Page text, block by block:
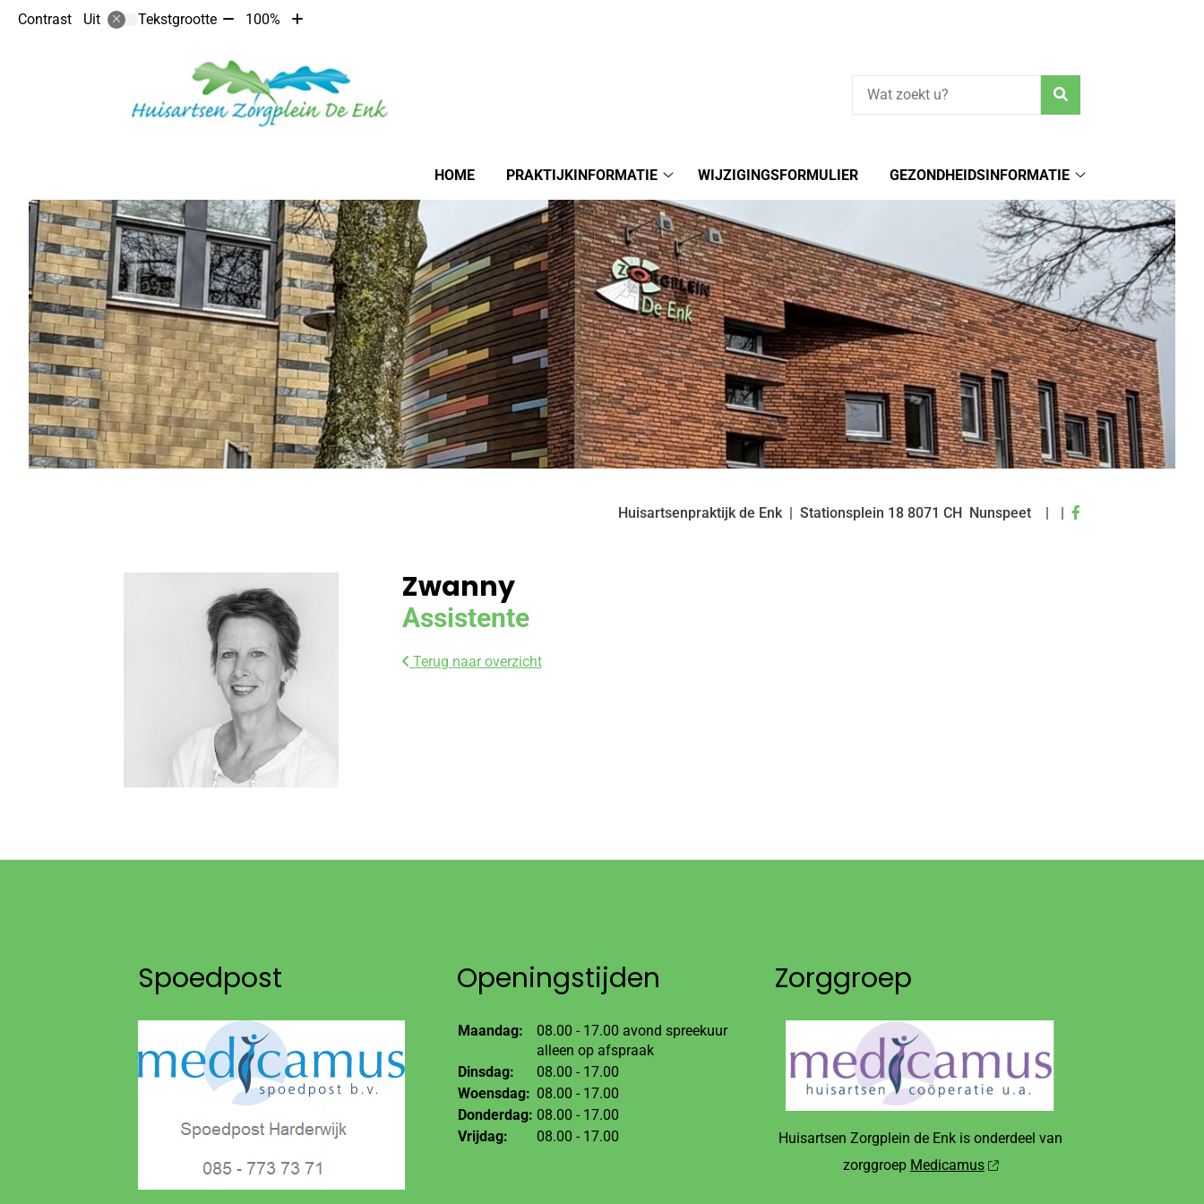
Contrast Uit Tekstgrootte Tekst
met
10%
100%
Tekst
10%
HOME
PRAKTIJKINFORMATIE
submenu
WIJZIGINGSFORMULIER
GEZONDHEIDSINFORMATIE
submenu
Huisartsenpraktijk de Enk Stationsplein 18 8071 CH Nunspeet
Zwanny
Assistente
Terug naar overzicht
Spoedpost Openingstijden
Maandag:
08.00 - 17.00 avond spreekuur
alleen op afspraak
Dinsdag:
08.00 - 17.00
Woensdag: 08.00 - 17.00
Donderdag: 08.00 - 17.00
Vrijdag:
08.00 - 17.00
Zorggroep
Huisartsen Zorgplein de Enk is onderdeel van
zorggroep Medicamus